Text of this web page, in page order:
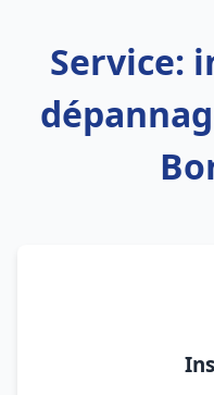
Service: